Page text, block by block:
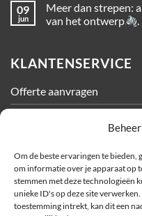
Om de beste ervaringen te
om informatie over je apparaat op
stemmen met deze technologieën
unieke ID's op deze site
toestemming intrekt, kan dit een
09
jun
Meer dan strepen:
van het ontwerp
.
KLANTENSERVICE
Offerte aanvragen
Privacy
Cookiebeleid